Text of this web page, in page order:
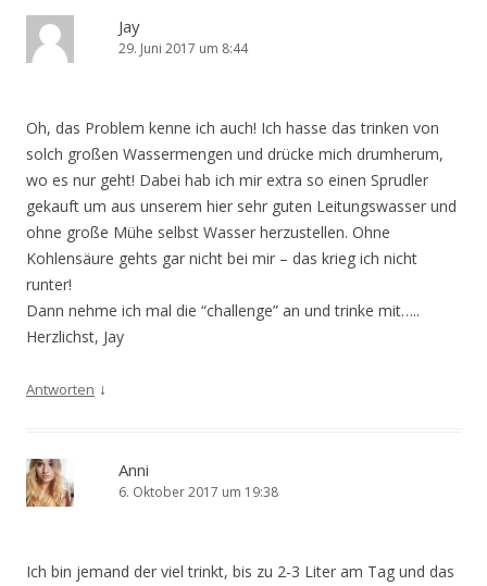
Jay
29. Juni 2017 um 8:44
Oh, das Problem kenne ich auch! Ich hasse das trinken von
solch großen Wassermengen und drücke mich drumherum,
wo es nur geht! Dabei hab ich mir extra so einen Sprudler
gekauft um aus unserem hier sehr guten Leitungswasser und
ohne große Mühe selbst Wasser herzustellen. Ohne
Kohlensäure gehts gar nicht bei mir – das krieg ich nicht
runter!
Dann nehme ich mal die “challenge” an und trinke mit…..
Herzlichst, Jay
Antworten ↓
Anni
6. Oktober 2017 um 19:38
Ich bin jemand der viel trinkt, bis zu 2-3 Liter am Tag und das